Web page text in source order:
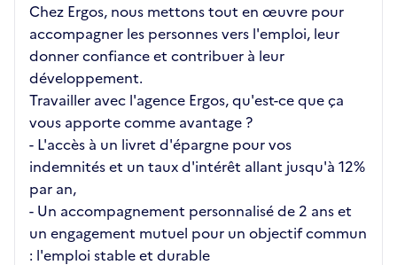
Chez Ergos, nous mettons tout en œuvre pour
accompagner les personnes vers l'emploi, leur
donner confiance et contribuer à leur
développement.
Travailler avec l'agence Ergos, qu'est-ce que ça
vous apporte comme avantage ?
- L'accès à un livret d'épargne pour vos
indemnités et un taux d'intérêt allant jusqu'à 12%
par an,
- Un accompagnement personnalisé de 2 ans et
un engagement mutuel pour un objectif commun
: l'emploi stable et durable